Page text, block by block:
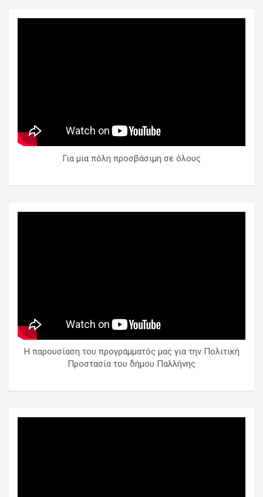
Για μια πόλη προσβάσιμη σε όλους
Η παρουσίαση του προγράμματός μας για την Πολιτική
Προστασία του δήμου Παλλήνης